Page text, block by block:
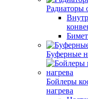
Радиаторы
Буферные
Бойлеры
нагрева